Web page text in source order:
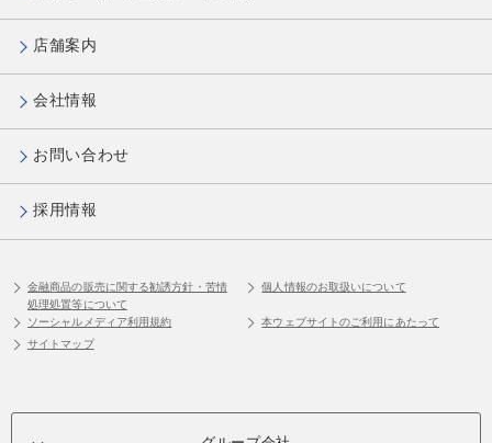
店舗案内
会社情報
お問い合わせ
採用情報
金融商品の販売に関する勧誘方針・苦情
処理処置等について
個人情報のお取扱いについて
ソーシャルメディア利用規約
本ウェブサイトのご利用にあたって
サイトマップ